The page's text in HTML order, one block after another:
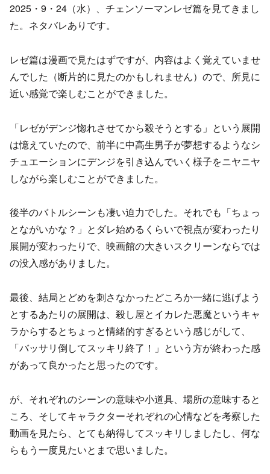
2025・9・24（水）、チェンソーマンレゼ篇を見てきまし
た。ネタバレありです。
レゼ篇は漫画で見たはずですが、内容はよく覚えていませ
んでした（断片的に見たのかもしれません）ので、所見に
近い感覚で楽しむことができました。
「レゼがデンジ惚れさせてから殺そうとする」という展開
は憶えていたので、前半に中高生男子が夢想するようなシ
チュエーションにデンジを引き込んでいく様子をニヤニヤ
しながら楽しむことができました。
後半のバトルシーンも凄い迫力でした。それでも「ちょっ
とながいかな？」とダレ始めるくらいで視点が変わったり
展開が変わったりで、映画館の大きいスクリーンならでは
の没入感がありました。
最後、結局とどめを刺さなかったどころか一緒に逃げよう
とするあたりの展開は、殺し屋とイカレた悪魔というキャ
ラからするとちょっと情緒的すぎるという感じがして、
「バッサリ倒してスッキリ終了！」という方が終わった感
があって良かったと思ったのです。
が、それぞれのシーンの意味や小道具、場所の意味すると
ころ、そしてキャラクターそれぞれの心情などを考察した
動画を見たら、とても納得してスッキリしましたし、何な
らもう一度見たいとまで思いました。